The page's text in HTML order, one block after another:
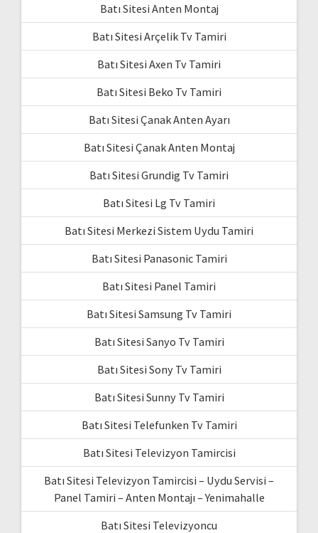
Batı Sitesi Anten Montaj
Batı Sitesi Arçelik Tv Tamiri
Batı Sitesi Axen Tv Tamiri
Batı Sitesi Beko Tv Tamiri
Batı Sitesi Çanak Anten Ayarı
Batı Sitesi Çanak Anten Montaj
Batı Sitesi Grundig Tv Tamiri
Batı Sitesi Lg Tv Tamiri
Batı Sitesi Merkezi Sistem Uydu Tamiri
Batı Sitesi Panasonic Tamiri
Batı Sitesi Panel Tamiri
Batı Sitesi Samsung Tv Tamiri
Batı Sitesi Sanyo Tv Tamiri
Batı Sitesi Sony Tv Tamiri
Batı Sitesi Sunny Tv Tamiri
Batı Sitesi Telefunken Tv Tamiri
Batı Sitesi Televizyon Tamircisi
Batı Sitesi Televizyon Tamircisi – Uydu Servisi –
Panel Tamiri – Anten Montajı – Yenimahalle
Batı Sitesi Televizyoncu